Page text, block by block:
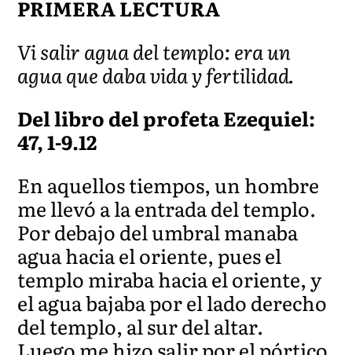
PRIMERA LECTURA
Vi salir agua del templo: era un
agua que daba vida y fertilidad.
Del libro del profeta Ezequiel:
47, 1-9.12
En aquellos tiempos, un hombre
me llevó a la entrada del templo.
Por debajo del umbral manaba
agua hacia el oriente, pues el
templo miraba hacia el oriente, y
el agua bajaba por el lado derecho
del templo, al sur del altar.